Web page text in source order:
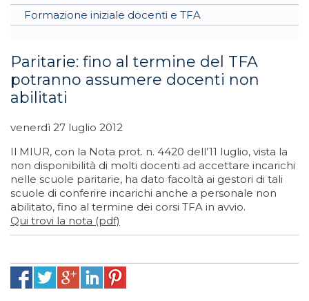
Formazione iniziale docenti e TFA
Paritarie: fino al termine del TFA
potranno assumere docenti non
abilitati
venerdì 27 luglio 2012
Il MIUR, con la Nota prot. n. 4420 dell’11 luglio, vista la
non disponibilità di molti docenti ad accettare incarichi
nelle scuole paritarie, ha dato facoltà ai gestori di tali
scuole di conferire incarichi anche a personale non
abilitato, fino al termine dei corsi TFA in avvio.
Qui trovi la nota (pdf)